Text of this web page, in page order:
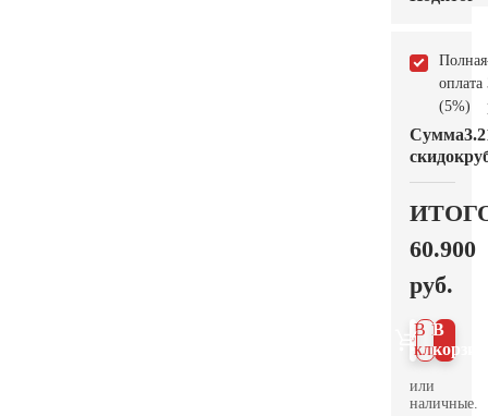
Полная
оплата
(5%)
Сумма
скидок
60.900
руб.
В
В 1
клик
или
наличные.